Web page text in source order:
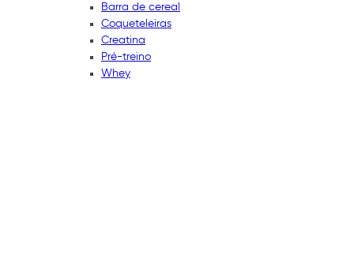
Barra de cereal
Coqueteleiras
Creatina
Pré-treino
Whey